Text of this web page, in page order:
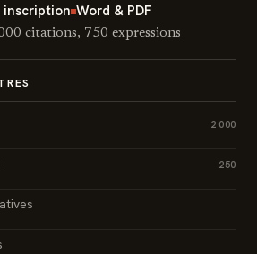
inscription Word & PDF
citations, 750 expressions
2 000
250